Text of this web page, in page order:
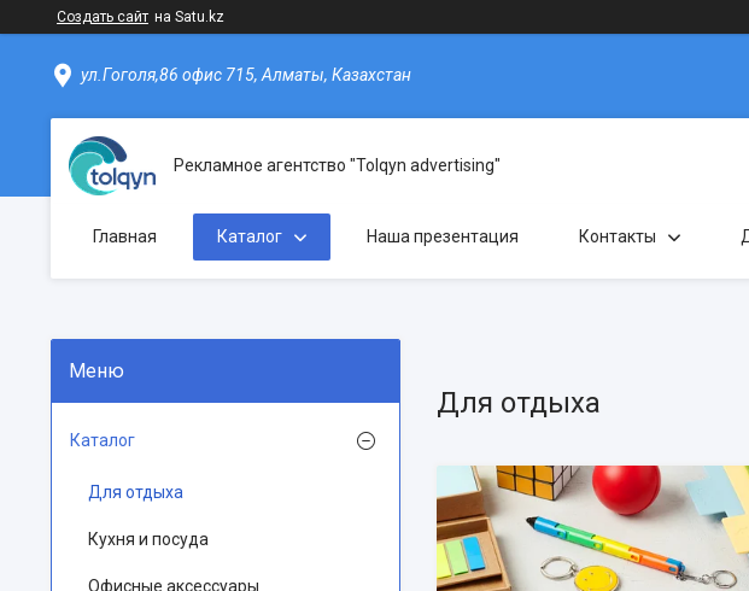
Создать сайт на Satu.kz
ул.Гоголя,86 офис 715, Алматы, Казахстан
Рекламное агентство "Tolqyn advertising"
Главная Каталог Наша презентация Контакты
Для отдыха
Каталог
Для отдыха
Кухня и посуда
Офисные аксессуары